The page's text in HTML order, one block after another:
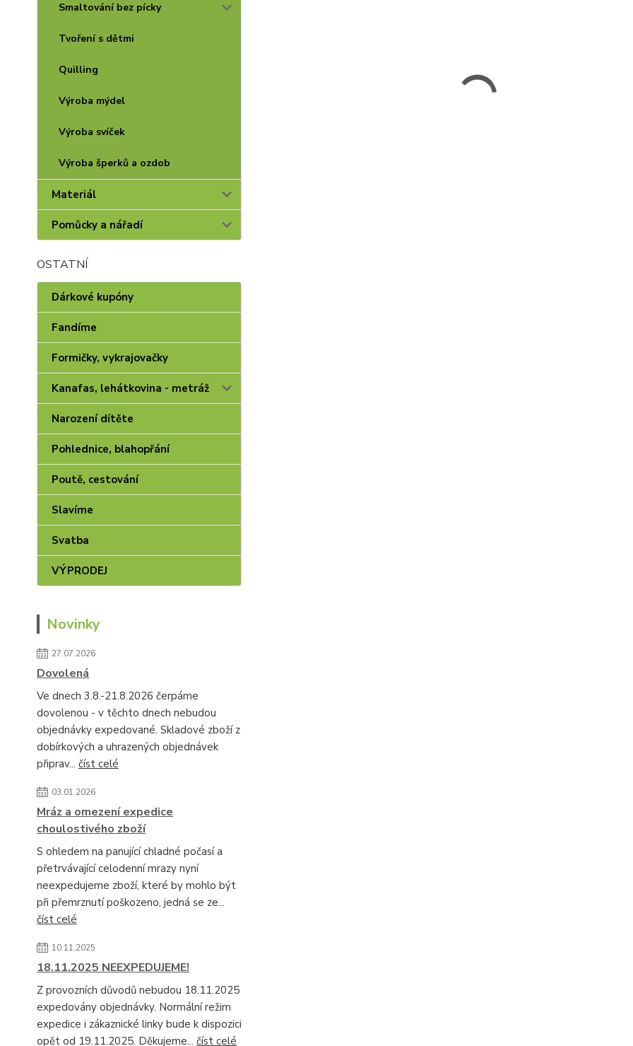
Smaltování bez pícky
Tvoření s dětmi
Quilling
Výroba mýdel
Výroba svíček
Výroba šperků a ozdob
Materiál
Pomůcky a nářadí
OSTATNÍ
Dárkové kupóny
Fandíme
Formičky, vykrajovačky
Kanafas, lehátkovina - metráž
Narození dítěte
Pohlednice, blahopřání
Poutě, cestování
Slavíme
Svatba
VÝPRODEJ
Novinky
27.07.2026
Dovolená
Ve dnech 3.8.-21.8.2026 čerpáme
dovolenou - v těchto dnech nebudou
objednávky expedované. Skladové zboží z
dobírkových a uhrazených objednávek
připrav... číst celé
03.01.2026
Mráz a omezení expedice
choulostivého zboží
S ohledem na panující chladné počasí a
přetrvávající celodenní mrazy nyní
neexpedujeme zboží, které by mohlo být
při přemrznutí poškozeno, jedná se ze...
číst celé
10.11.2025
18.11.2025 NEEXPEDUJEME!
Z provozních důvodů nebudou 18.11.2025
expedovány objednávky. Normální režim
expedice i zákaznické linky bude k dispozici
opět od 19.11.2025. Děkujeme... číst celé